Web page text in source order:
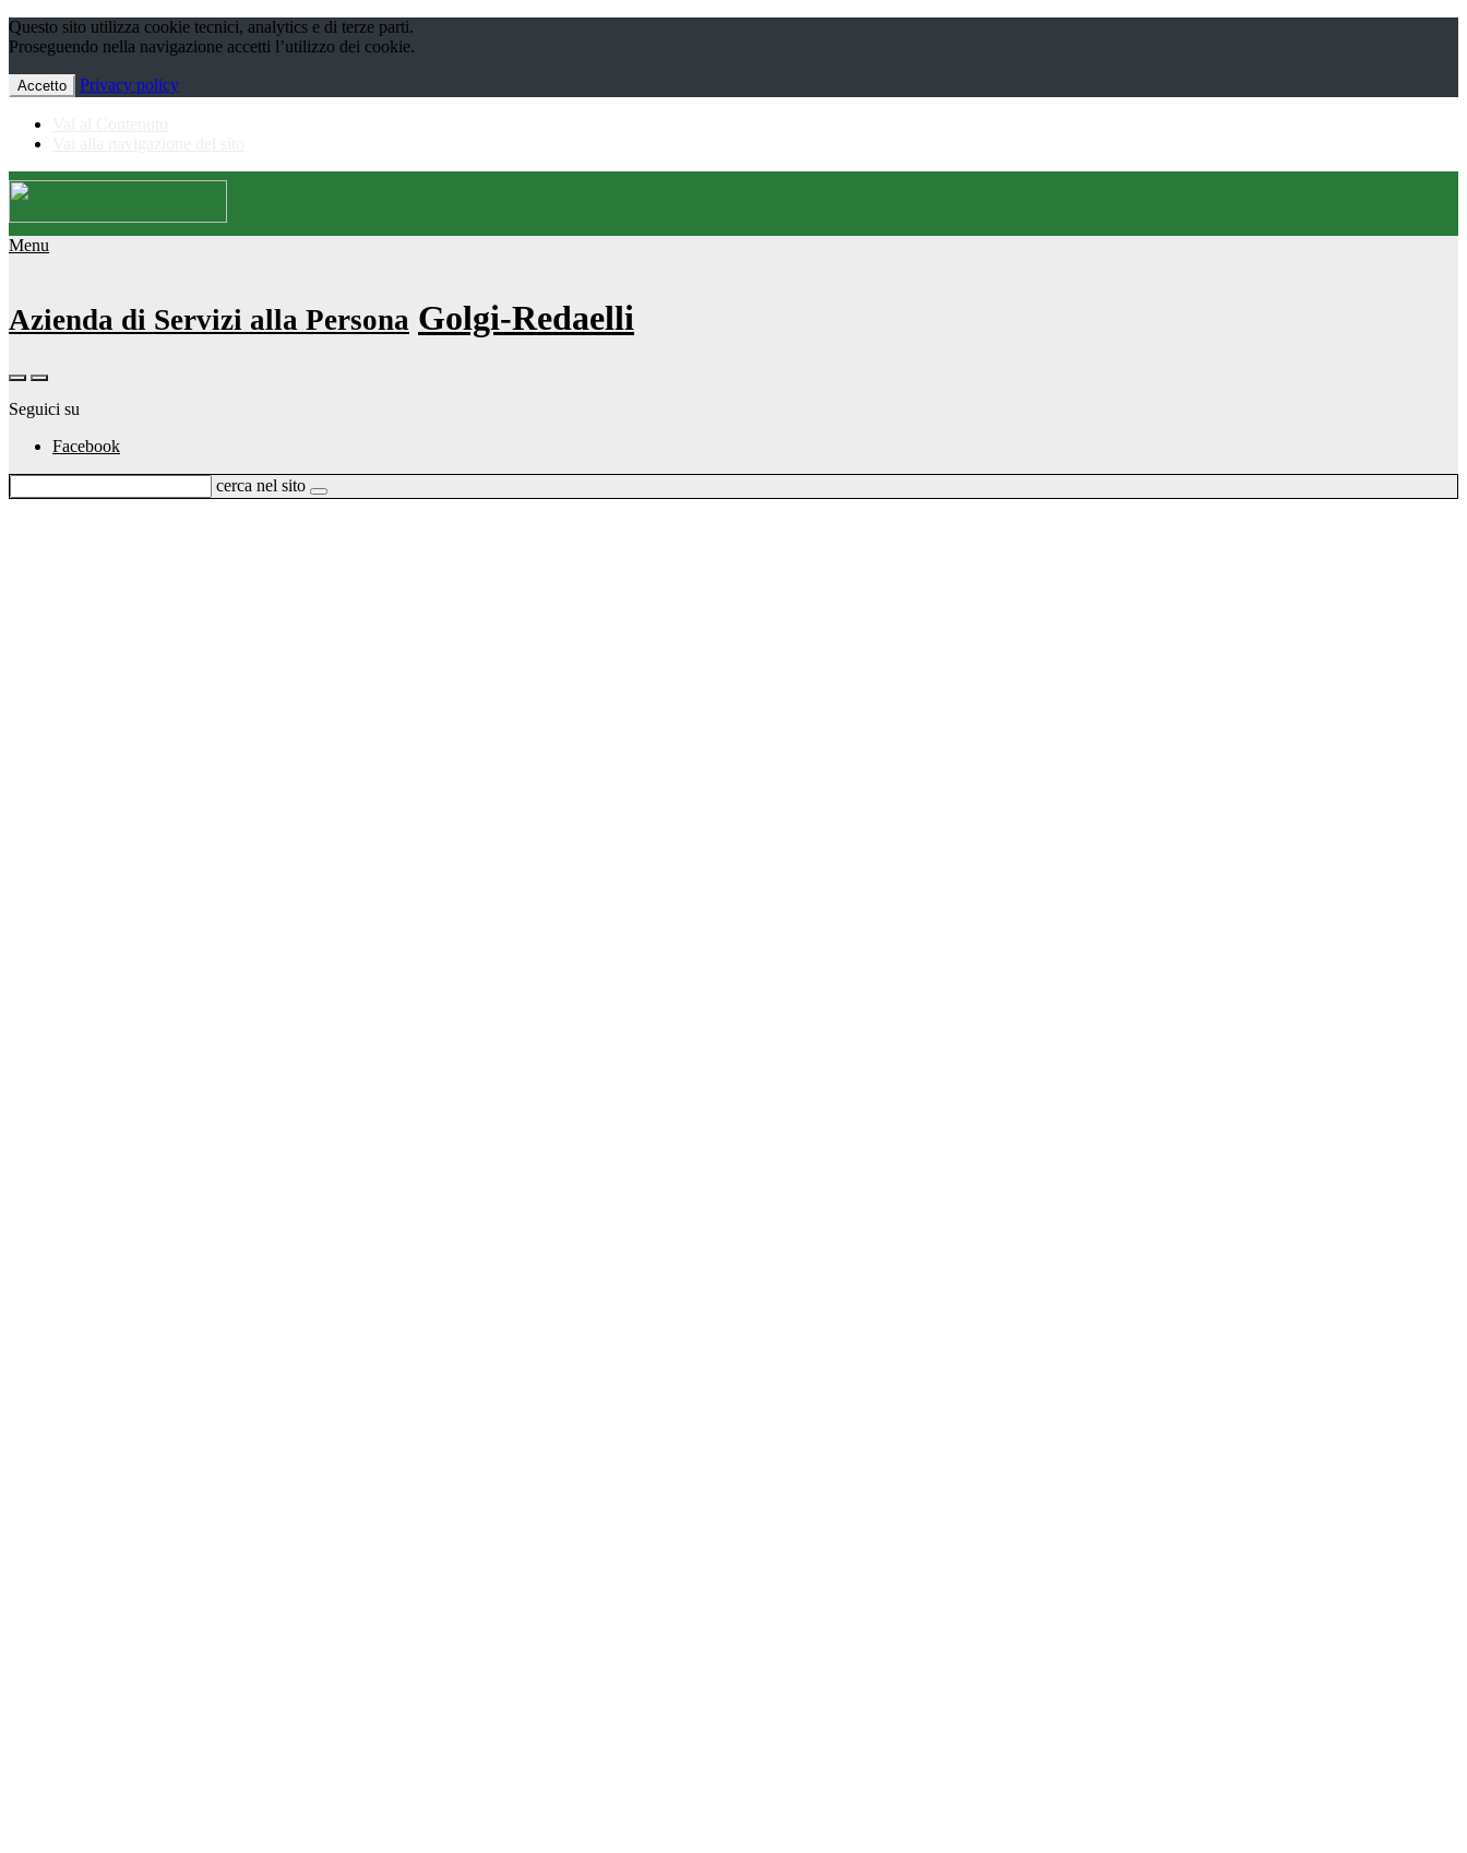
Questo sito utilizza cookie tecnici, analytics e di terze parti.
Proseguendo nella navigazione accetti l’utilizzo dei cookie.
Accetto Privacy policy
Menu
Azienda di Servizi alla Persona Golgi-Redaelli
Seguici su
Facebook
cerca nel sito